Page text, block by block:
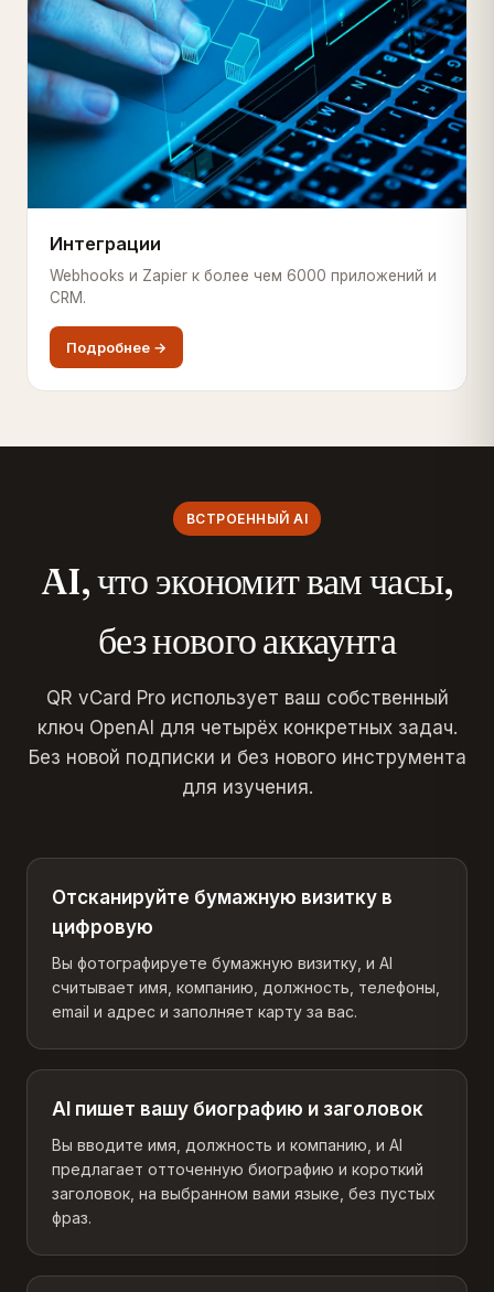
Интеграции
Webhooks и Zapier к более чем 6000 приложений и
CRM.
Подробнее →
ВСТРОЕННЫЙ AI
AI, что экономит вам часы,
без нового аккаунта
QR vCard Pro использует ваш собственный
ключ OpenAI для четырёх конкретных задач.
Без новой подписки и без нового инструмента
для изучения.
Отсканируйте бумажную визитку в
цифровую
Вы фотографируете бумажную визитку, и AI
считывает имя, компанию, должность, телефоны,
email и адрес и заполняет карту за вас.
AI пишет вашу биографию и заголовок
Вы вводите имя, должность и компанию, и AI
предлагает отточенную биографию и короткий
заголовок, на выбранном вами языке, без пустых
фраз.